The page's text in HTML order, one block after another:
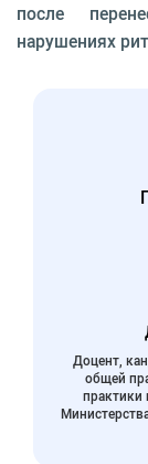
после
нарушениях
Доцент,
общей
практики